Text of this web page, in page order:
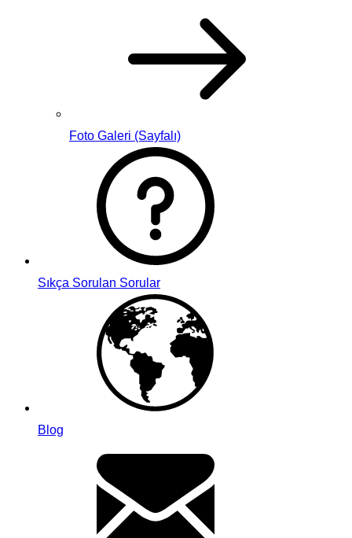
Foto Galeri (Sayfalı)
Sıkça Sorulan Sorular
Blog